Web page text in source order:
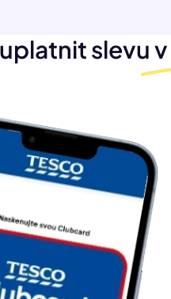
slevu v